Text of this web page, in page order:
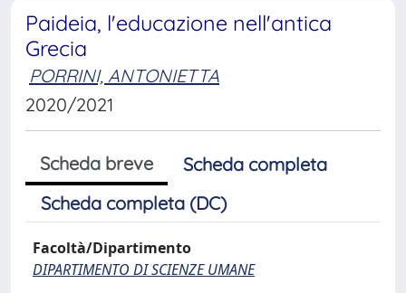
Paideia, l'educazione nell'antica
Grecia
PORRINI, ANTONIETTA
2020/2021
Scheda breve
Scheda completa
Scheda completa (DC)
Facoltà/Dipartimento
DIPARTIMENTO DI SCIENZE UMANE